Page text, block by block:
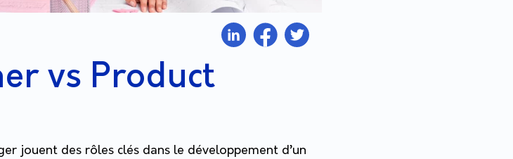
vs Product
jouent des rôles clés dans le développement d’un